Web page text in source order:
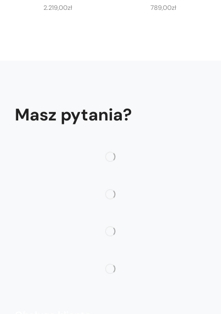
2.219,00zł 789,00zł
Masz pytania?